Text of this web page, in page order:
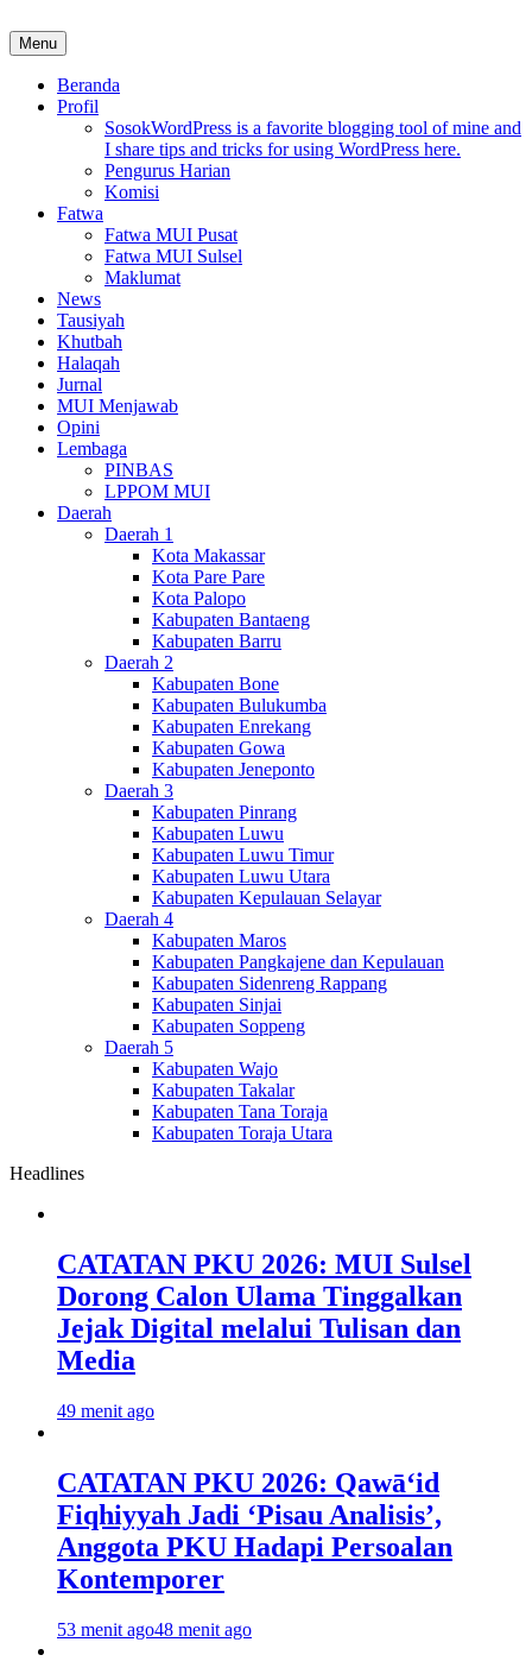
to
content
MUI Sulawesi Selatan
Khadimul Ummah wa Shadiqul Hukuuma
Menu
Beranda
Profil
SosokWordPress is a favorite blogging tool of mine and
I share tips and tricks for using WordPress here.
Pengurus Harian
Komisi
Fatwa
Fatwa MUI Pusat
Fatwa MUI Sulsel
Maklumat
News
Tausiyah
Khutbah
Halaqah
Jurnal
MUI Menjawab
Opini
Lembaga
PINBAS
LPPOM MUI
Daerah
Daerah 1
Kota Makassar
Kota Pare Pare
Kota Palopo
Kabupaten Bantaeng
Kabupaten Barru
Daerah 2
Kabupaten Bone
Kabupaten Bulukumba
Kabupaten Enrekang
Kabupaten Gowa
Kabupaten Jeneponto
Daerah 3
Kabupaten Pinrang
Kabupaten Luwu
Kabupaten Luwu Timur
Kabupaten Luwu Utara
Kabupaten Kepulauan Selayar
Daerah 4
Kabupaten Maros
Kabupaten Pangkajene dan Kepulauan
Kabupaten Sidenreng Rappang
Kabupaten Sinjai
Kabupaten Soppeng
Daerah 5
Kabupaten Wajo
Kabupaten Takalar
Kabupaten Tana Toraja
Kabupaten Toraja Utara
Headlines
CATATAN PKU 2026: MUI Sulsel
Dorong Calon Ulama Tinggalkan
Jejak Digital melalui Tulisan dan
Media
49 menit ago
CATATAN PKU 2026: Qawā‘id
Fiqhiyyah Jadi ‘Pisau Analisis’,
Anggota PKU Hadapi Persoalan
Kontemporer
53 menit ago48 menit ago